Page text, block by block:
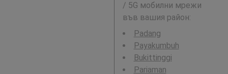
/ 5G мобилни мрежи
във вашия район:
Padang
Payakumbuh
Bukittinggi
Pariaman